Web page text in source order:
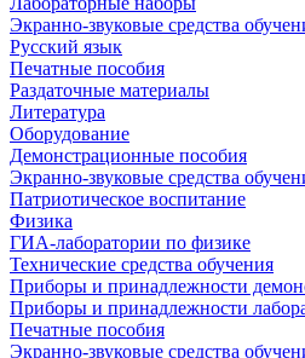
Экранно-звуковые средства
Русский язык
Печатные пособия
Раздаточные материалы
Литература
Оборудование
Демонстрационные пособия
Экранно-звуковые средства
Патриотическое воспитание
Физика
ГИА-лаборатории по физике
Технические средства обучения
Приборы и принадлежности
Приборы и принадлежности
Печатные пособия
Экранно-звуковые средства